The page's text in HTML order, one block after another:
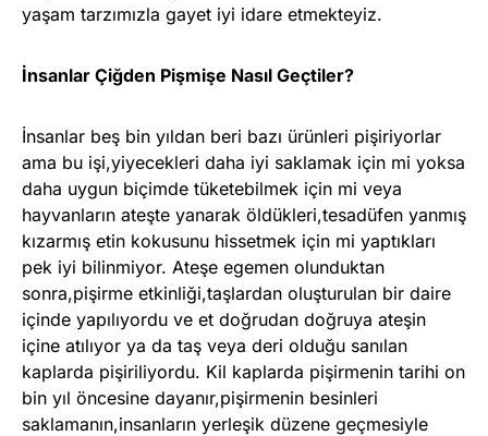
yaşam tarzımızla gayet iyi idare etmekteyiz.
İnsanlar Çiğden Pişmişe Nasıl Geçtiler?
İnsanlar beş bin yıldan beri bazı ürünleri pişiriyorlar
ama bu işi,yiyecekleri daha iyi saklamak için mi yoksa
daha uygun biçimde tüketebilmek için mi veya
hayvanların ateşte yanarak öldükleri,tesadüfen yanmış
kızarmış etin kokusunu hissetmek için mi yaptıkları
pek iyi bilinmiyor. Ateşe egemen olunduktan
sonra,pişirme etkinliği,taşlardan oluşturulan bir daire
içinde yapılıyordu ve et doğrudan doğruya ateşin
içine atılıyor ya da taş veya deri olduğu sanılan
kaplarda pişiriliyordu. Kil kaplarda pişirmenin tarihi on
bin yıl öncesine dayanır,pişirmenin besinleri
saklamanın,insanların yerleşik düzene geçmesiyle